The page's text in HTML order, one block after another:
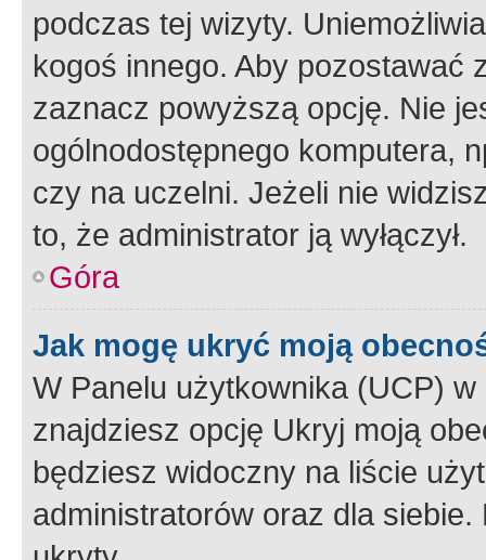
podczas tej wizyty.
kogoś innego. Aby pozostawać
zaznacz powyższą opcję. Nie
ogólnodostępnego komputera,
czy na uczelni. Jeżeli nie
to, że administrator ją wyłączył.
Góra
Jak mogę ukryć moją
W Panelu użytkownika (UCP) w
znajdziesz opcję Ukryj moją
będziesz widoczny na liście
administratorów oraz dla